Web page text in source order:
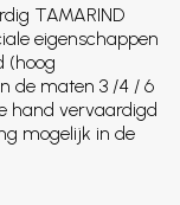
TAMARIND
eigenschappen
(hoog
de maten 3 /4 / 6
hand vervaardigd
mogelijk in de